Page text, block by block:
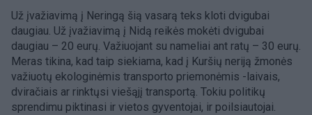
Už įvažiavimą į Neringą šią vasarą teks kloti dvigubai
daugiau. Už įvažiavimą į Nidą reikės mokėti dvigubai
daugiau – 20 eurų. Važiuojant su nameliai ant ratų – 30 eurų.
Meras tikina, kad taip siekiama, kad į Kuršių neriją žmonės
važiuotų ekologinėmis transporto priemonėmis -laivais,
dviračiais ar rinktųsi viešąjį transportą. Tokiu politikų
sprendimu piktinasi ir vietos gyventojai, ir poilsiautojai.